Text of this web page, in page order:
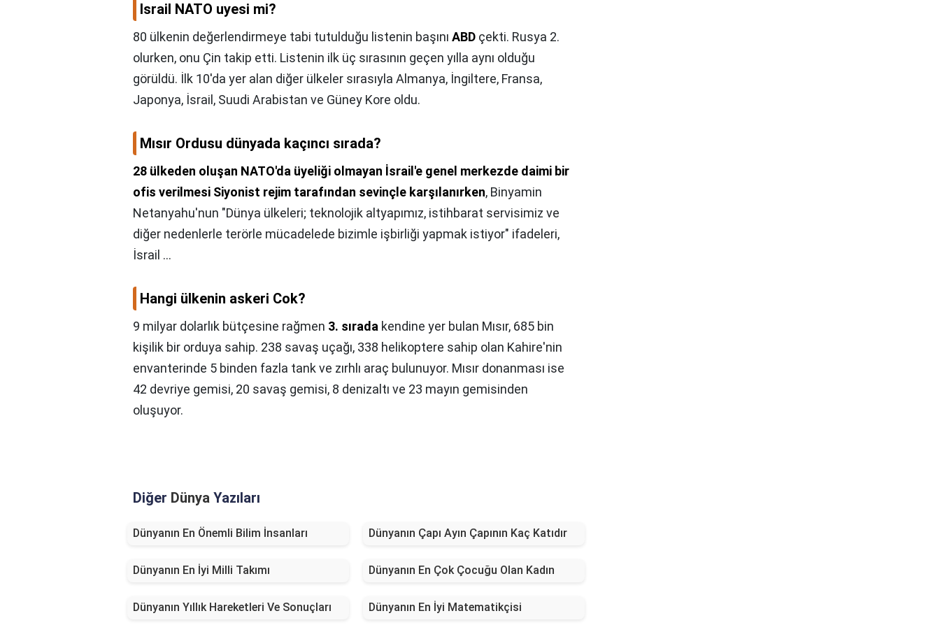
Israil NATO uyesi mi?
80 ülkenin değerlendirmeye tabi tutulduğu listenin başını ABD çekti. Rusya 2.
olurken, onu Çin takip etti. Listenin ilk üç sırasının geçen yılla aynı olduğu
görüldü. İlk 10'da yer alan diğer ülkeler sırasıyla Almanya, İngiltere, Fransa,
Japonya, İsrail, Suudi Arabistan ve Güney Kore oldu.
Mısır Ordusu dünyada kaçıncı sırada?
28 ülkeden oluşan NATO'da üyeliği olmayan İsrail'e genel merkezde daimi bir
ofis verilmesi Siyonist rejim tarafından sevinçle karşılanırken, Binyamin
Netanyahu'nun "Dünya ülkeleri; teknolojik altyapımız, istihbarat servisimiz ve
diğer nedenlerle terörle mücadelede bizimle işbirliği yapmak istiyor" ifadeleri,
İsrail ...
Hangi ülkenin askeri Cok?
9 milyar dolarlık bütçesine rağmen 3. sırada kendine yer bulan Mısır, 685 bin
kişilik bir orduya sahip. 238 savaş uçağı, 338 helikoptere sahip olan Kahire'nin
envanterinde 5 binden fazla tank ve zırhlı araç bulunuyor. Mısır donanması ise
42 devriye gemisi, 20 savaş gemisi, 8 denizaltı ve 23 mayın gemisinden
oluşuyor.
Diğer Dünya Yazıları
Dünyanın En Önemli Bilim İnsanları Dünyanın Çapı Ayın Çapının Kaç Katıdır
Dünyanın En İyi Milli Takımı Dünyanın En Çok Çocuğu Olan Kadın
Dünyanın Yıllık Hareketleri Ve Sonuçları Dünyanın En İyi Matematikçisi